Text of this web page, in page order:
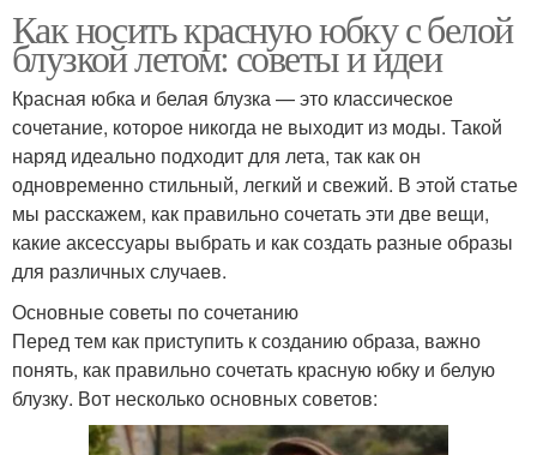
Как носить красную юбку с белой
блузкой летом: советы и идеи
Красная юбка и белая блузка — это классическое
сочетание, которое никогда не выходит из моды. Такой
наряд идеально подходит для лета, так как он
одновременно стильный, легкий и свежий. В этой статье
мы расскажем, как правильно сочетать эти две вещи,
какие аксессуары выбрать и как создать разные образы
для различных случаев.
Основные советы по сочетанию
Перед тем как приступить к созданию образа, важно
понять, как правильно сочетать красную юбку и белую
блузку. Вот несколько основных советов: